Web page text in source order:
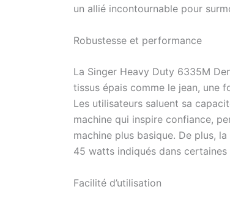
un allié incontournable pour
Robustesse et performance
La Singer Heavy Duty 6335M
tissus épais comme le jean, une
Les utilisateurs saluent sa
machine qui inspire confiance,
machine plus basique. De plus,
45 watts indiqués dans
Facilité d’utilisation